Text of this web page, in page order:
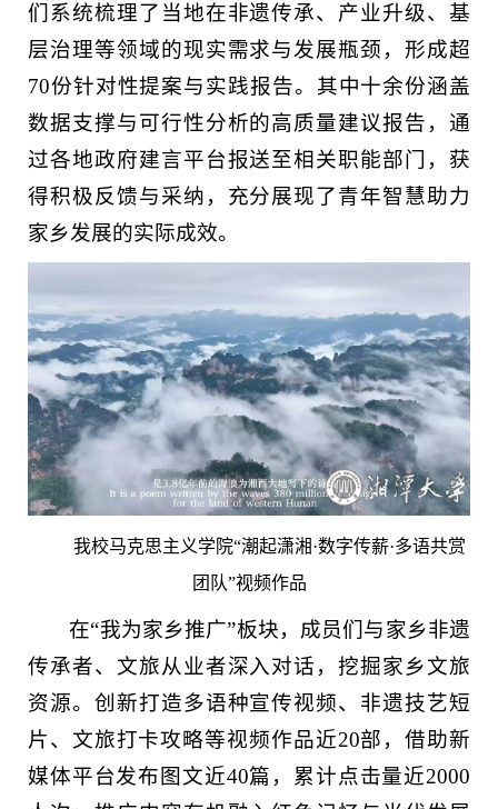
们系统梳理了当地在非遗传承、产业升级、基
层治理等领域的现实需求与发展瓶颈，形成超
70份针对性提案与实践报告。其中十余份涵盖
数据支撑与可行性分析的高质量建议报告，通
过各地政府建言平台报送至相关职能部门，获
得积极反馈与采纳，充分展现了青年智慧助力
家乡发展的实际成效。
我校马克思主义学院“潮起潇湘·数字传薪·多语共赏
团队”视频作品
在“我为家乡推广”板块，成员们与家乡非遗
传承者、文旅从业者深入对话，挖掘家乡文旅
资源。创新打造多语种宣传视频、非遗技艺短
片、文旅打卡攻略等视频作品近20部，借助新
媒体平台发布图文近40篇，累计点击量近2000